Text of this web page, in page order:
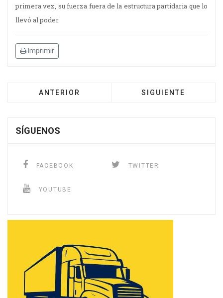
primera vez, su fuerza fuera de la estructura partidaria que lo
llevó al poder.
Imprimir
ANTERIOR SIGUIENTE
SÍGUENOS
FACEBOOK TWITTER
YOUTUBE